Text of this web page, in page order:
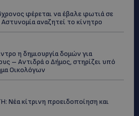
φέρεται να έβαλε φωτιά σε
αναζητεί το κίνητρο
η δημιουργία δομών για
– Αντιδρά ο Δήμος, στηρίζει υπό
Οικολόγων
Νέα κίτρινη προειδοποίηση και